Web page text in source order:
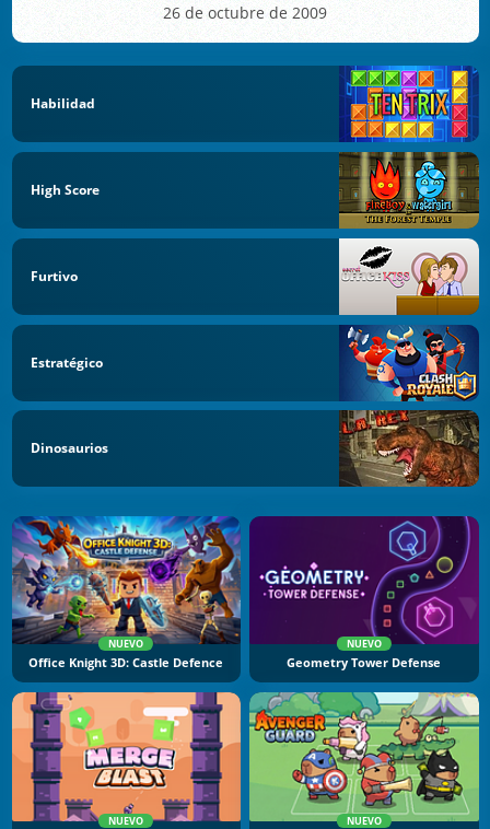
26 de octubre de 2009
Habilidad
High Score
Furtivo
Estratégico
Dinosaurios
NUEVO
Office Knight 3D: Castle Defence
NUEVO
Geometry Tower Defense
NUEVO NUEVO